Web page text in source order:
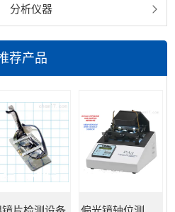
分析仪器
荐产品